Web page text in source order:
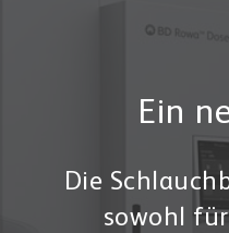
Ein
Die
sowohl